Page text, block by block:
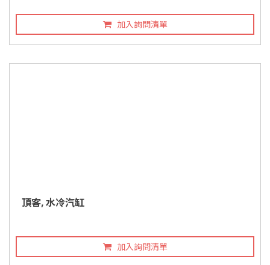
加入詢問清單
頂客, 水冷汽缸
加入詢問清單